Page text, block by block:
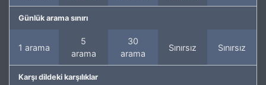
Günlük arama sınırı
1 arama
5
arama
30
arama
Sınırsız Sınırsız
Karşı dildeki karşılıklar